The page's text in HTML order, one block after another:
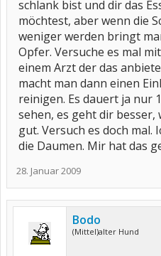
schlank bist und dir das
möchtest, aber wenn die
weniger werden bringt
Opfer. Versuche es mal
einem Arzt der das
macht man dann einen
reinigen. Es dauert ja nur
sehen, es geht dir
gut. Versuch es doch mal.
die Daumen. Mir hat das
28. Januar 2009
Bodo
(Mittel)alter Hund